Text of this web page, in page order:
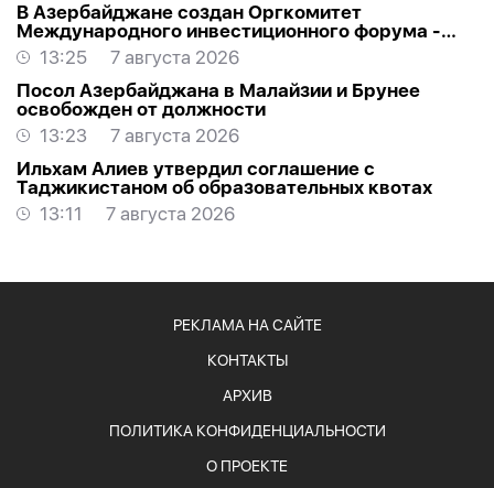
В Азербайджане создан Оргкомитет
Международного инвестиционного форума -
РАСПОРЯЖЕНИЕ
13:25
7 августа 2026
Посол Азербайджана в Малайзии и Брунее
освобожден от должности
13:23
7 августа 2026
Ильхам Алиев утвердил соглашение с
Таджикистаном об образовательных квотах
13:11
7 августа 2026
РЕКЛАМА НА САЙТЕ
КОНТАКТЫ
АРХИВ
ПОЛИТИКА КОНФИДЕНЦИАЛЬНОСТИ
О ПРОЕКТЕ